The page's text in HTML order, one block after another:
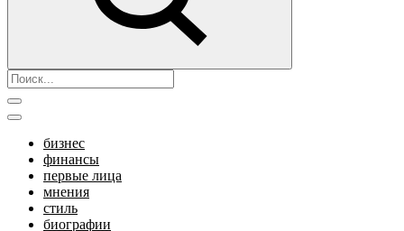
бизнес
финансы
первые лица
мнения
стиль
биографии